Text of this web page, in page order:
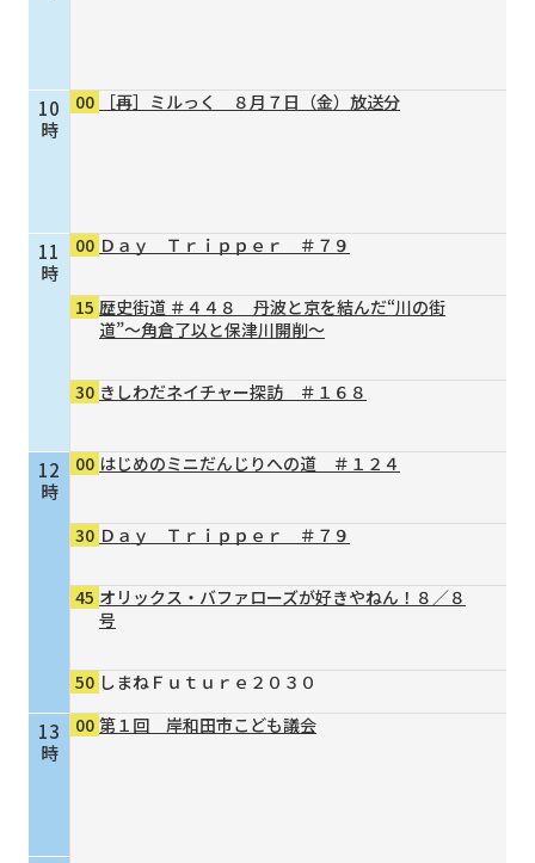
10
時
11
時
12
時
13
時
00 ［再］ミルっく ８月７日（金）放送分
00 Ｄａｙ Ｔｒｉｐｐｅｒ ＃７９
15 歴史街道 ＃４４８ 丹波と京を結んだ“川の街
道”～角倉了以と保津川開削～
30 きしわだネイチャー探訪 ＃１６８
00 はじめのミニだんじりへの道 ＃１２４
30 Ｄａｙ Ｔｒｉｐｐｅｒ ＃７９
45 オリックス・バファローズが好きやねん！８／８
号
50 しまねＦｕｔｕｒｅ２０３０
00 第１回 岸和田市こども議会